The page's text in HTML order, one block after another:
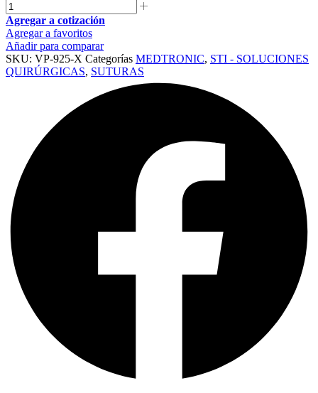
Agregar a cotización
Agregar a favoritos
Añadir para comparar
SKU: VP-925-X Categorías MEDTRONIC, STI - SOLUCIONES
QUIRÚRGICAS, SUTURAS